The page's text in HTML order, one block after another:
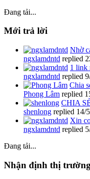
Đang tải...
Mới trả lời
Nhờ
ngxlamdntd replied
1 link
ngxlamdntd replied
Chia
Phong Lâm replied
CHIA
shenlong replied 14/
Xin
ngxlamdntd replied
Đang tải...
Nhận định thị